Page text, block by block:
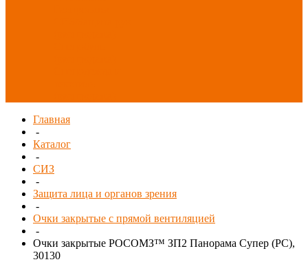
Главная
-
Каталог
-
СИЗ
-
Защита лица и органов зрения
-
Очки закрытые с прямой вентиляцией
-
Очки закрытые РОСОМЗ™ ЗП2 Панорама Супер (PС),
30130